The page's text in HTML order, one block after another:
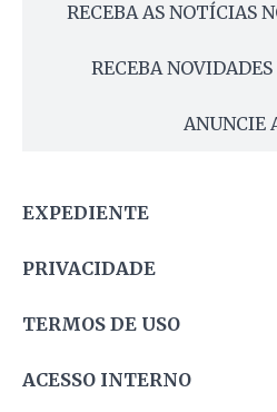
RECEBA AS NOTÍCIAS
RECEBA
ANUNCIE
EXPEDIENTE
PRIVACIDADE
TERMOS DE USO
ACESSO INTERNO